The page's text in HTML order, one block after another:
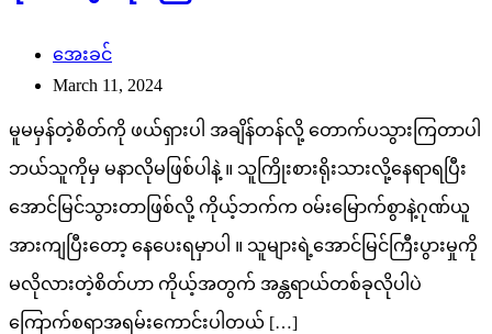
အေးခင်
March 11, 2024
မူမမှန်တဲ့စိတ်ကို ဖယ်ရှားပါ အချိန်တန်လို့ တောက်ပသွားကြတာပါ
ဘယ်သူကိုမှ မနာလိုမဖြစ်ပါနဲ့ ။ သူကြိုးစား‌ရိုးသားလို့နေရာရပြီး
အောင်မြင်သွားတာဖြစ်လို့ ကိုယ့်ဘက်က ၀မ်းမြောက်စွာနဲ့ဂုဏ်ယူ
အားကျပြီးတော့ နေပေးရမှာပါ ။ သူများရဲ့အောင်မြင်ကြီးပွားမှုကို
မလိုလားတဲ့စိတ်ဟာ ကိုယ့်အတွက် အန္တရာယ်တစ်ခုလိုပါပဲ
ကြောက်စရာအရမ်းကောင်းပါတယ် […]